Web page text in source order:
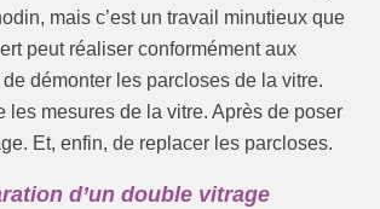
mais c’est un travail minutieux que
peut réaliser conformément aux
de démonter les parcloses de la vitre.
les mesures de la vitre. Après de poser
Et, enfin, de replacer les parcloses.
d’un double vitrage